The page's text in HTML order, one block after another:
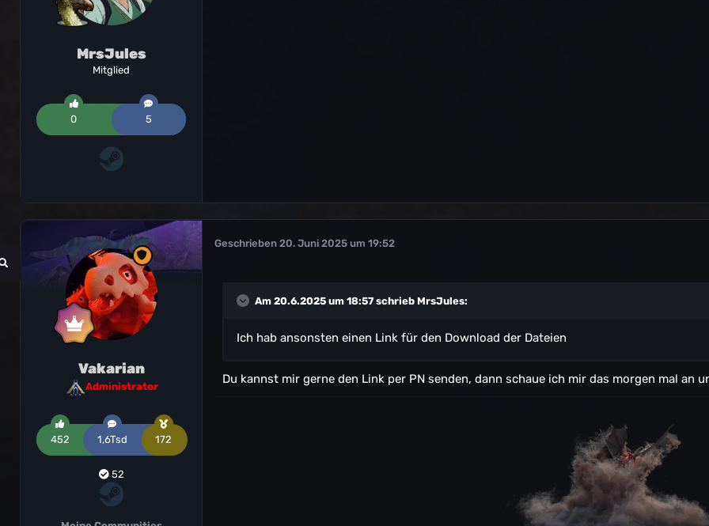
MrsJules
Mitglied
0 5
Vakarian
Administrator
452 1,6Tsd 172
52
Geschrieben 20. Juni 2025 um 19:52
Am 20.6.2025 um 18:57 schrieb MrsJules:
Ich hab ansonsten einen Link für den Download der Dateien
Du kannst mir gerne den Link per PN senden, dann schaue ich mir das morgen mal an